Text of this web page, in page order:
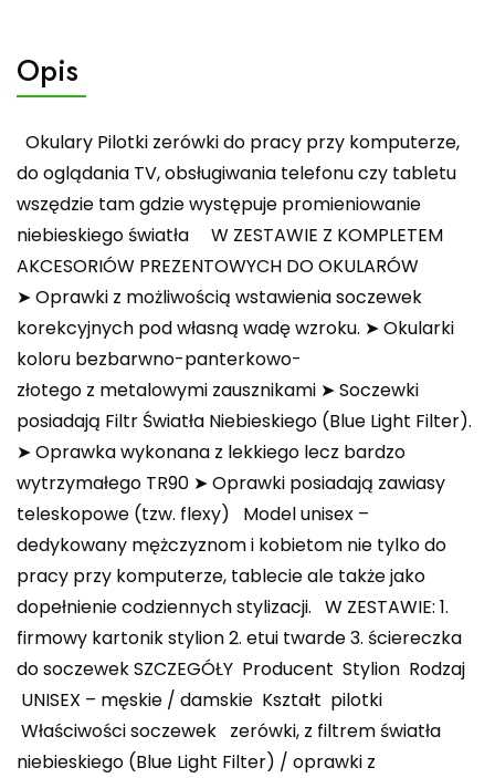
Opis
Okulary Pilotki zerówki do pracy przy komputerze,
do oglądania TV, obsługiwania telefonu czy tabletu
wszędzie tam gdzie występuje promieniowanie
niebieskiego światła ️W ZESTAWIE Z KOMPLETEM
AKCESORIÓW PREZENTOWYCH DO OKULARÓW️
➤ Oprawki z możliwością wstawienia soczewek
korekcyjnych pod własną wadę wzroku. ➤ Okularki
koloru bezbarwno-panterkowo-
złotego z metalowymi zausznikami ➤ Soczewki
posiadają Filtr Światła Niebieskiego (Blue Light Filter).
➤ Oprawka wykonana z lekkiego lecz bardzo
wytrzymałego TR90 ➤ Oprawki posiadają zawiasy
teleskopowe (tzw. flexy) Model unisex –
dedykowany mężczyznom i kobietom nie tylko do
pracy przy komputerze, tablecie ale także jako
dopełnienie codziennych stylizacji. W ZESTAWIE: 1.
firmowy kartonik stylion 2. etui twarde 3. ściereczka
do soczewek SZCZEGÓŁY Producent Stylion Rodzaj
UNISEX – męskie / damskie Kształt pilotki
Właściwości soczewek zerówki, z filtrem światła
niebieskiego (Blue Light Filter) / oprawki z